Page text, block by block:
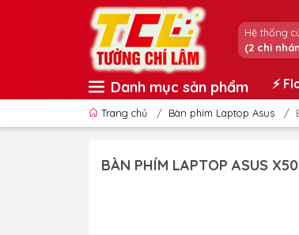
Hệ thống
(2 chi
Danh mục sản phẩm ⚡️
Trang chủ / Bàn phím Laptop Asus /
BÀN PHÍM LAPTOP ASUS